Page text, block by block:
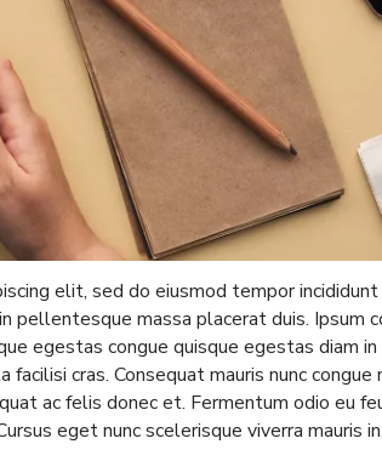
elit, sed do eiusmod tempor
pellentesque massa placerat duis. Ipsum
egestas congue quisque egestas diam in
cras. Consequat mauris nunc congue
ac felis donec et. Fermentum odio eu
eget nunc scelerisque viverra mauris in.